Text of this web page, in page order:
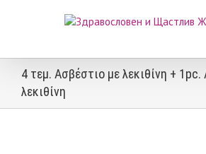
4 τεμ. Ασβέστιο με λεκιθίνη +
λεκιθίνη